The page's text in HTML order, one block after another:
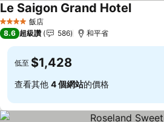
4 星級 飯店
Le Saigon Grand Hotel查看價格
8.6 超級讚 586 和平省
低至 $1,428
查看其他 4 個網站的價格